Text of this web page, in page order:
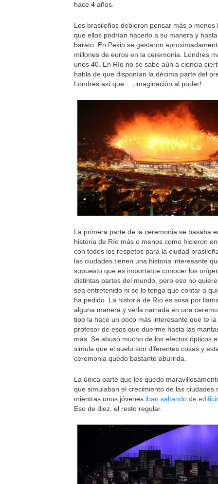
hace 4 años.
Los brasileños debieron pensar más o menos
que ellos podrían hacerlo a su manera y
barato. En Pekin se gastaron
millones de euros en la ceremonia. Londres
unos 40. En Río no se sabe aún a ciencia
habla de que disponían la décima parte del
Londres así que… ¡imaginación al poder!
La primera parte de la ceremonia se basaba
historia de Río más o menos como hicieron
con todos los respetos para la ciudad
las ciudades tienen una historia interesante
supuesto que es importante conocer los
distintas partes del mundo, pero eso no
sea entretenido ni se lo tenga que contar a
ha pedido. La historia de Río es sosa por
alguna manera y verla narrada en una
tipo la hace un poco más interesante que te
profesor de esos que duerme hasta las
más. Se abusó mucho de los efectos ópticos
simula que el suelo son diferentes cosas y
ceremonia quedo bastante aburrida.
La única parte que les quedo
que simulaban el crecimiento de las ciudades
mientras unos jóvenes iban saltando de
Eso de diez, el resto regular.